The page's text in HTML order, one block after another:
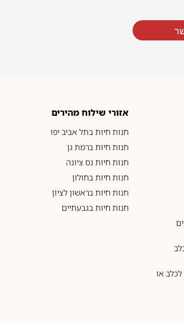
או
אזורי שילוח מהירים
חנות חיות בתל אביב יפו
חנות חיות ברמת גן
חנות חיות נס ציונה
חנות חיות בחולון
חנות חיות בראשון לציון
חנות חיות בגבעתיים